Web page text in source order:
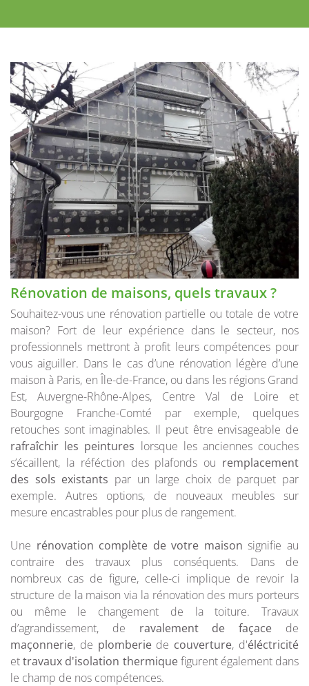
Rénovation de maisons, quels travaux ?
Souhaitez-vous une rénovation partielle ou totale de votre
maison? Fort de leur expérience dans le secteur, nos
professionnels mettront à profit leurs compétences pour
vous aiguiller. Dans le cas d’une rénovation légère d’une
maison à Paris, en Île-de-France, ou dans les régions Grand
Est, Auvergne-Rhône-Alpes, Centre Val de Loire et
Bourgogne Franche-Comté par exemple, quelques
retouches sont imaginables. Il peut être envisageable de
rafraîchir les peintures lorsque les anciennes couches
s’écaillent, la réféction des plafonds ou remplacement
des sols existants par un large choix de parquet par
exemple. Autres options, de nouveaux meubles sur
mesure encastrables pour plus de rangement.
Une rénovation complète de votre maison signifie au
contraire des travaux plus conséquents. Dans de
nombreux cas de figure, celle-ci implique de revoir la
structure de la maison via la rénovation des murs porteurs
ou même le changement de la toiture. Travaux
d’agrandissement, de ravalement de façace de
maçonnerie, de plomberiede couverture, d'éléctricité
ettravaux d'isolation thermiquefigurent également dans
le champ de nos compétences.